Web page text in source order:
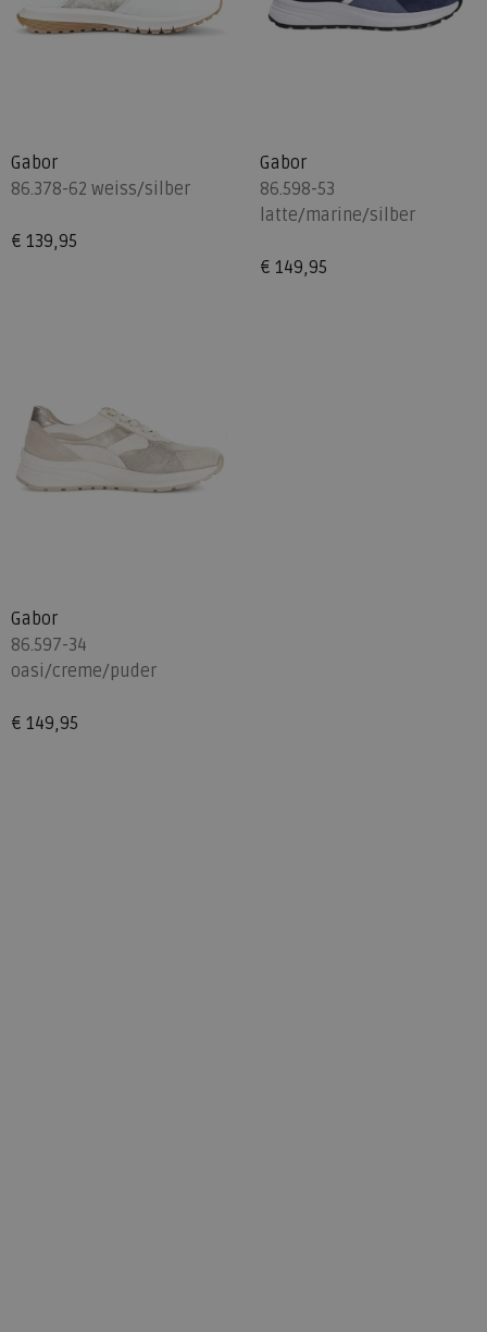
Gabor
86.378-62 weiss/silber
€ 139,95
Gabor
86.598-53
latte/marine/silber
€ 149,95
Gabor
86.597-34
oasi/creme/puder
€ 149,95